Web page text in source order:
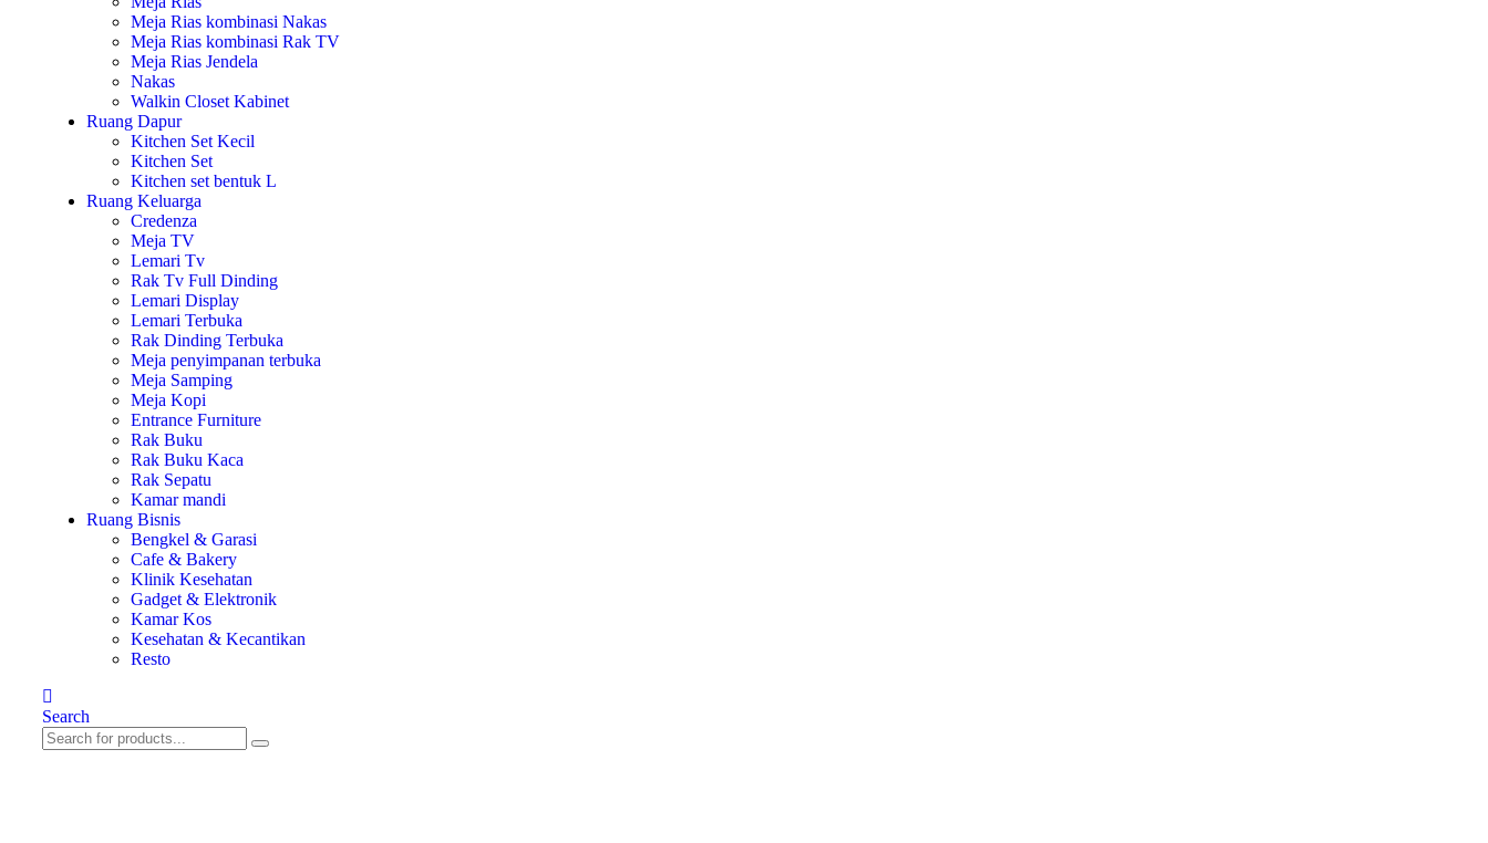
Meja Rias kombinasi Nakas
Meja Rias kombinasi Rak TV
Meja Rias Jendela
Nakas
Walkin Closet Kabinet
Ruang Dapur
Kitchen Set Kecil
Kitchen Set
Kitchen set bentuk L
Ruang Keluarga
Credenza
Meja TV
Lemari Tv
Rak Tv Full Dinding
Lemari Display
Lemari Terbuka
Rak Dinding Terbuka
Meja penyimpanan terbuka
Meja Samping
Meja Kopi
Entrance Furniture
Rak Buku
Rak Buku Kaca
Rak Sepatu
Kamar mandi
Ruang Bisnis
Bengkel & Garasi
Cafe & Bakery
Klinik Kesehatan
Gadget & Elektronik
Kamar Kos
Kesehatan & Kecantikan
Resto
Search